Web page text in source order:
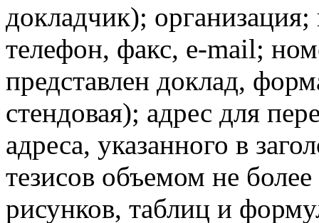
докладчик);
телефон, факс, e-mail;
представлен доклад,
стендовая); адрес для
адреса, указанного в
тезисов объемом не
рисунков, таблиц и